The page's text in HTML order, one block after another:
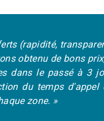
(rapidité,
obtenu de bons
dans le passé à 3
du temps
zone. »